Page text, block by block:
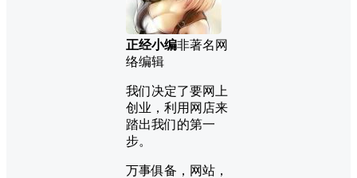
正经小编非著名网
络编辑
我们决定了要网上
创业，利用网店来
踏出我们的第一
步。
万事俱备，网站，